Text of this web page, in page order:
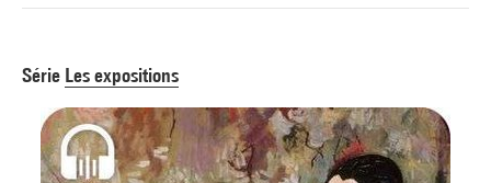
Série Les expositions